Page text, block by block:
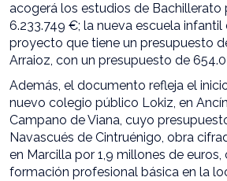
acogerá los estudios de Bachillerato
6.233.749 €; la nueva escuela
proyecto que tiene un presupuesto
Arraioz, con un presupuesto de
Además, el documento refleja el
nuevo colegio público Lokiz, en
Campano de Viana, cuyo
Navascués de Cintruénigo, obra
en Marcilla por 1,9 millones de
formación profesional básica en la